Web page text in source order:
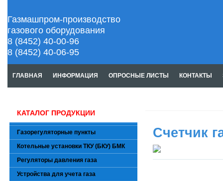
Газмашпром-производство
газового оборудования
8 (8452) 40-00-96
8 (8452) 40-06-95
ГЛАВНАЯ ИНФОРМАЦИЯ ОПРОСНЫЕ ЛИСТЫ КОНТАКТЫ
Счетчик
КАТАЛОГ ПРОДУКЦИИ
Газорегуляторные пункты
Котельные установки ТКУ (БКУ) БМК
Регуляторы давления газа
Устройства для учета газа